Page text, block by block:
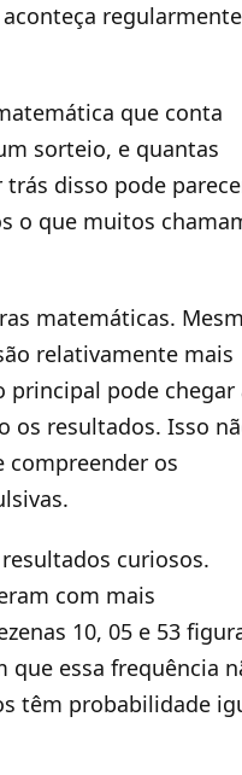
regularmente
que conta
sorteio, e quantas
disso pode
o que muitos
matemáticas.
relativamente mais
principal pode chegar
os resultados. Isso
compreender os
curiosos.
com mais
10, 05 e 53
essa frequência
têm probabilidade